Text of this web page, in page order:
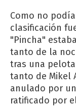
Como no
clasificación
"Pincha"
tanto de la
tras una
tanto de Mikel
anulado por
ratificado por